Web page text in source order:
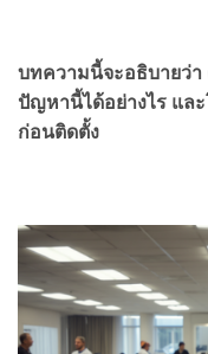
บทความนี้จะอธิบายว่า
ปัญหานี้ได้อย่างไร แล
ก่อนติดตั้ง